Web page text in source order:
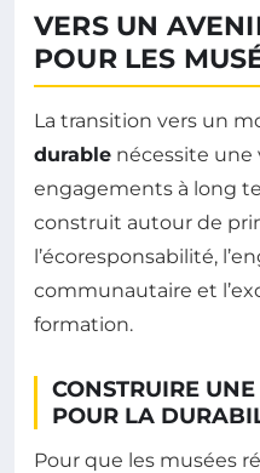
VERS UN
POUR LES
La transition vers un
durable nécessite une
engagements à long
construit autour de
l’écoresponsabilité,
communautaire et
formation.
CONSTRUIRE
POUR LA
Pour que les musées